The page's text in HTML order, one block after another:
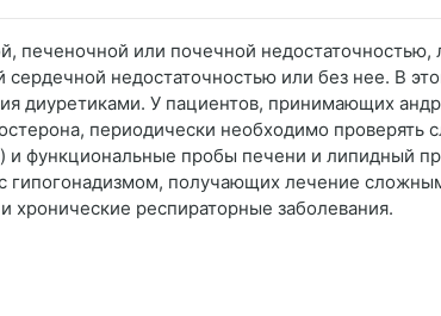
печеночной или почечной недостаточностью,
недостаточностью или без нее. В
диуретиками. У пациентов, принимающих
периодически необходимо проверять
и функциональные пробы печени и липидный
гипогонадизмом, получающих лечение
хронические респираторные заболевания.